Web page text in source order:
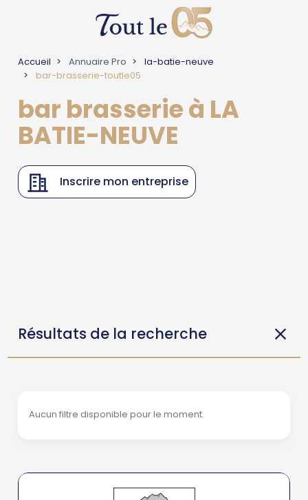
Accueil Annuaire Pro
la-batie-neuve
bar-brasserie-toutle05
bar brasserie à LA
BATIE-NEUVE
Inscrire mon entreprise
Résultats de la recherche
Aucun filtre disponible pour le moment.